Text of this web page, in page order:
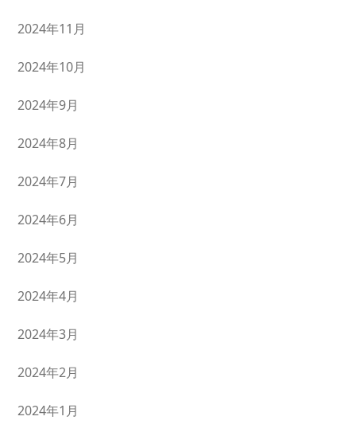
2024年11月
2024年10月
2024年9月
2024年8月
2024年7月
2024年6月
2024年5月
2024年4月
2024年3月
2024年2月
2024年1月